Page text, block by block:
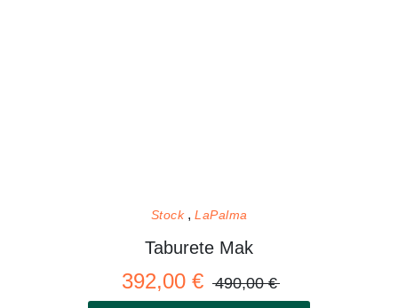
Stock LaPalma
Taburete Mak
392,00 € 490,00 €